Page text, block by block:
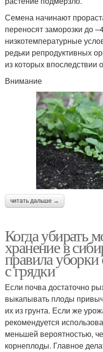
Семена начинают
переносят заморозки до
низкотемпературные
редьки репродуктивных
из которых
Внимание
читать дальше →
Когда убирать
хранение в
правила
с грядки
Если почва достаточно
выкапывать плоды
их из грунта. Если же
рекомендуется
меньшей вероятностью,
корнеплоды. Главное